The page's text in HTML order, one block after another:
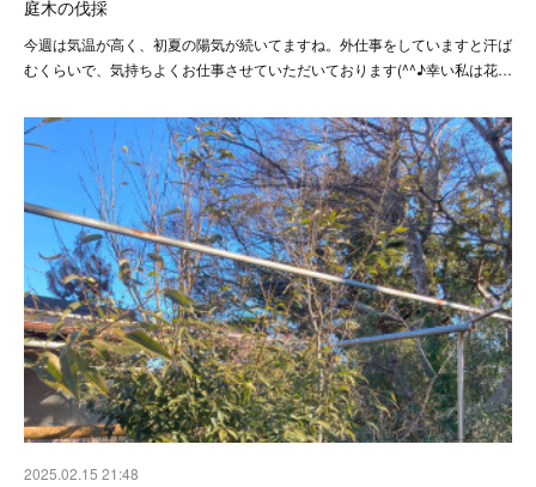
庭木の伐採
今週は気温が高く、初夏の陽気が続いてますね。外仕事をしていますと汗ば
むくらいで、気持ちよくお仕事させていただいております(^^♪幸い私は花…
2025.02.15 21:48